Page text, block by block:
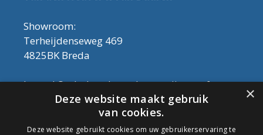
Showroom:
Terheijdenseweg 469
4825BK Breda
Let op! Onderhoudsproducten zijn nu af te
halen in de showroom. Er kan alleen met
contant geld betaald worden, dus geen pin.
×
Deze website maakt gebruik
van cookies.
Deze website gebruikt cookies om uw gebruikerservaring te